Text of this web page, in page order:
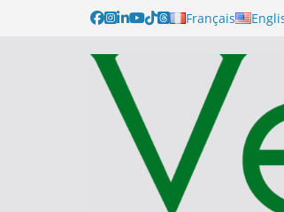
Français